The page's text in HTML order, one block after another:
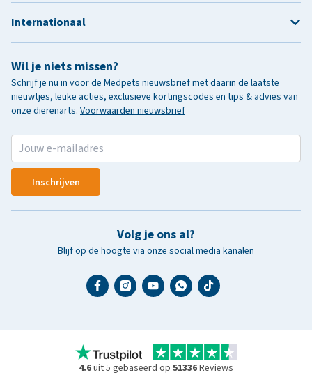
Wil je niets missen?
Schrijf je nu in voor de Medpets nieuwsbrief met daarin de laatste
nieuwtjes, leuke acties, exclusieve kortingscodes en tips & advies van
onze dierenarts. Voorwaarden nieuwsbrief
Inschrijven
Volg je ons al?
Blijf op de hoogte via onze social media kanalen
Internationaal
4.6uit 5 gebaseerd op 51336Reviews